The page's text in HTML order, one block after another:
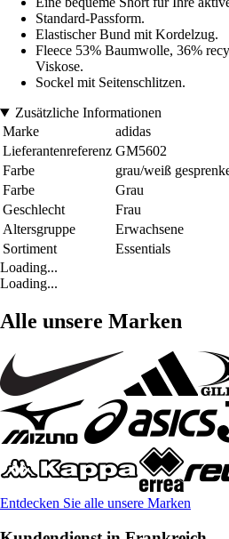
Standard-Passform.
Elastischer Bund mit Kordelzug.
Fleece 53% Baumwolle, 36%
Viskose.
Sockel mit Seitenschlitzen.
Zusätzliche Informationen
Marke
adidas
Lieferantenreferenz GM5602
Farbe
grau/weiß
Farbe
Grau
Geschlecht
Frau
Altersgruppe
Erwachsene
Sortiment
Essentials
Loading...
Loading...
Alle unsere Marken
Entdecken Sie alle unsere Marken